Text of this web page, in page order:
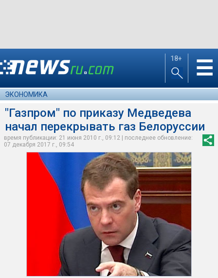
18+ ☰
ЭКОНОМИКА
"Газпром" по приказу Медведева
начал перекрывать газ Белоруссии
время публикации: 21 июня 2010 г., 09:12 | последнее обновление:
07 декабря 2017 г., 09:54